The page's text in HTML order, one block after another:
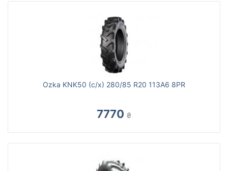
Ozka KNK50 (с/х) 280/85 R20 113A6 8PR
7770 ₴